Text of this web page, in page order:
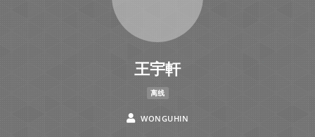
王宇軒
离线
WONGUHIN